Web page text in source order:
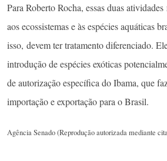
Para Roberto Rocha, essas duas
aos ecossistemas e às espécies aquáticas
isso, devem ter tratamento diferenciado.
introdução de espécies exóticas
de autorização específica do Ibama, que
importação e exportação para o Brasil.
Agência Senado (Reprodução autorizada mediante